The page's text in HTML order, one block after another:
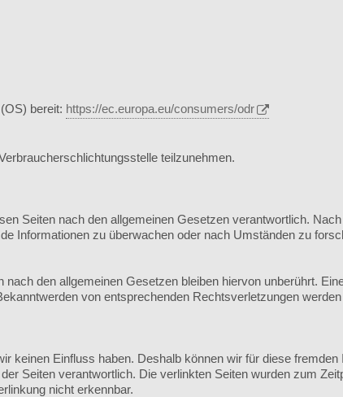
bereit: https://ec.europa.eu/consumers/odr
teilzunehmen.
Seiten nach den allgemeinen Gesetzen verantwortlich.
Informationen zu überwachen oder nach Umständen zu
den allgemeinen Gesetzen bleiben hiervon unberührt.
von entsprechenden Rechtsverletzungen
keinen Einfluss haben. Deshalb können wir für diese
Seiten verantwortlich. Die verlinkten Seiten wurden zum
nicht erkennbar.